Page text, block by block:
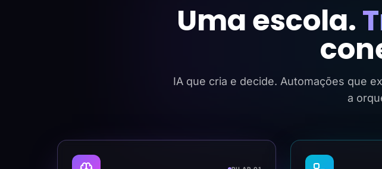
Uma escola.
IA que cria e decide. Automações que
a